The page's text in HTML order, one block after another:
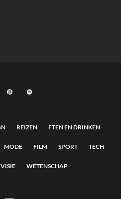
REIZEN ETEN EN DRINKEN
MODE FILM SPORT TECH
WETENSCHAP